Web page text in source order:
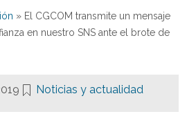
» El CGCOM transmite un mensaje
en nuestro SNS ante el brote de
Noticias y actualidad